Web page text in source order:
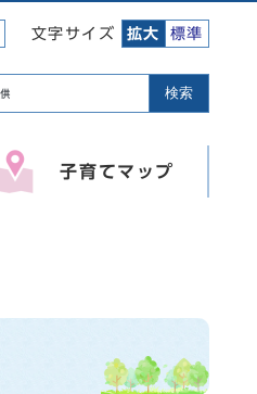
文字サイズ 拡大 標準
検索
子育てマップ